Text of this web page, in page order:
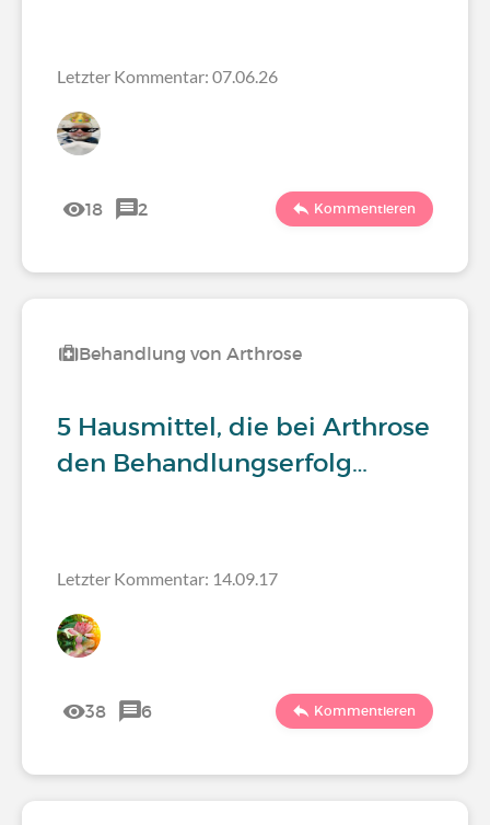
Letzter Kommentar: 07.06.26
18 2 Kommentieren
Behandlung von Arthrose
5 Hausmittel, die bei Arthrose
den Behandlungserfolg…
Letzter Kommentar: 14.09.17
38 6 Kommentieren